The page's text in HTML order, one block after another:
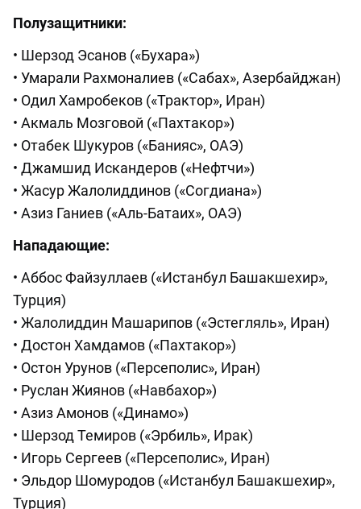
Полузащитники:
• Шерзод Эсанов («Бухара»)
• Умарали Рахмоналиев («Сабах», Азербайджан)
• Одил Хамробеков («Трактор», Иран)
• Акмаль Мозговой («Пахтакор»)
• Отабек Шукуров («Банияс», ОАЭ)
• Джамшид Искандеров («Нефтчи»)
• Жасур Жалолиддинов («Согдиана»)
• Азиз Ганиев («Аль-Батаих», ОАЭ)
Нападающие:
• Аббос Файзуллаев («Истанбул Башакшехир»,
Турция)
• Жалолиддин Машарипов («Эстегляль», Иран)
• Достон Хамдамов («Пахтакор»)
• Остон Урунов («Персеполис», Иран)
• Руслан Жиянов («Навбахор»)
• Азиз Амонов («Динамо»)
• Шерзод Темиров («Эрбиль», Ирак)
• Игорь Сергеев («Персеполис», Иран)
• Эльдор Шомуродов («Истанбул Башакшехир»,
Турция)